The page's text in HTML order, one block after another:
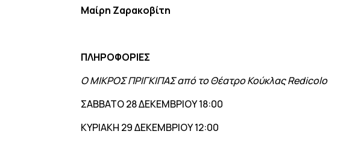
Μαίρη Ζαρακοβίτη
ΠΛΗΡΟΦΟΡΙΕΣ
Ο ΜΙΚΡΟΣ ΠΡΙΓΚΙΠΑΣ από το Θέατρο Κούκλας Redicolo
ΣΑΒΒΑΤΟ 28 ΔΕΚΕΜΒΡΙΟΥ 18:00
ΚΥΡΙΑΚΗ 29 ΔΕΚΕΜΒΡΙΟΥ 12:00